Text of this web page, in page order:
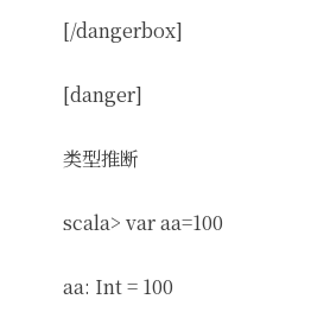
[/dangerbox]
[danger]
类型推断
scala> var aa=100
aa: Int = 100